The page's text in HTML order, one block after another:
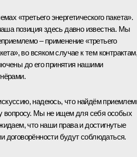
«третьего энергетического пакета».
позиция здесь давно известна. Мы
– применение «третьего
во всяком случае к тем контрактам,
до его принятия нашими
надеюсь, что найдём
вопросу. Мы не ищем для себя особых
что наши права и достигнутые
договорённости будут соблюдаться.